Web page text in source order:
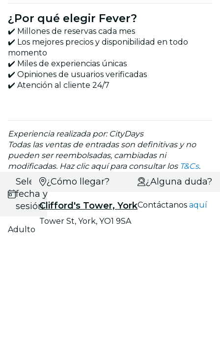
¿Por qué elegir Fever?
✔️ Millones de reservas cada mes
✔️ Los mejores precios y disponibilidad en todo
momento
✔️ Miles de experiencias únicas
✔️ Opiniones de usuarios verificadas
✔️ Atención al cliente 24/7
Experiencia realizada por: CityDays
Todas las ventas de entradas son definitivas y no
pueden ser reembolsadas, cambiadas ni
modificadas. Haz clic aquí para consultar los T&Cs.
Selecciona
fecha y
sesión
Adulto
¿Cómo llegar?
Clifford's Tower, York
Tower St, York, YO1 9SA
¿Alguna duda?
Contáctanosaquí